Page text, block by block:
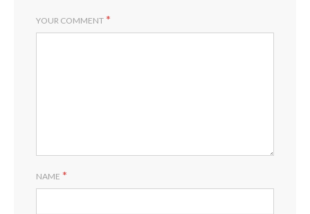
YOUR COMMENT *
NAME *